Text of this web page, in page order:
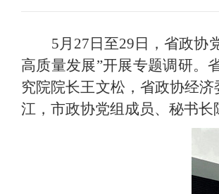
5月27日至29日，省政协
高质量发展”开展专题调研。
究院院长王文松，省政协经
江，市政协党组成员、秘书长